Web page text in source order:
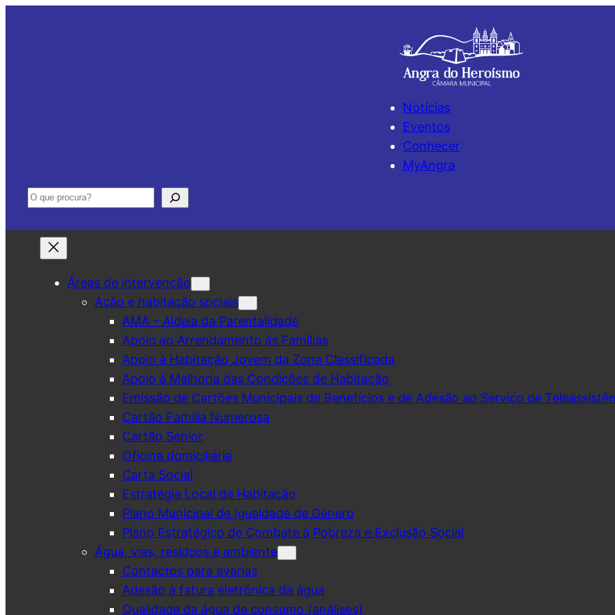
Notícias
Eventos
Conhecer
MyAngra
Pesquisar
Áreas de intervenção
Ação e habitação sociais
AMA – Aldeia da Parentalidade
Apoio ao Arrendamento às Famílias
Apoio à Habitação Jovem da Zona Classificada
Apoio à Melhoria das Condições de Habitação
Emissão de Cartões Municipais de Benefícios e de Adesão ao Serviço de
Cartão Família Numerosa
Cartão Sénior
Oficina domiciliária
Carta Social
Estratégia Local de Habitação
Plano Municipal de Igualdade de Género
Plano Estratégico de Combate à Pobreza e Exclusão Social
Água, vias, resíduos e ambiente
Contactos para avarias
Adesão à fatura eletrónica da água
Qualidade da água de consumo (análises)